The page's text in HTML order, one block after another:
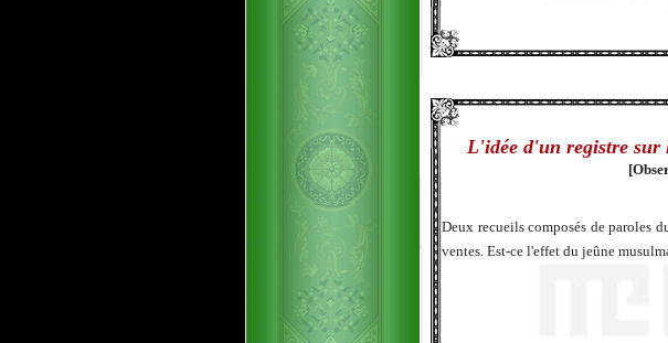
L'idée d'un registre sur
Deux recueils composés de paroles
ventes. Est-ce l'effet du jeûne